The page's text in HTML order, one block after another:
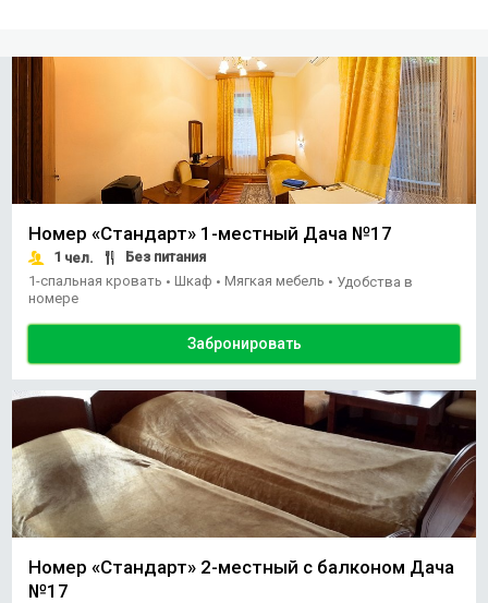
Номер «Стандарт» 1-местный Дача №17
1 чел.
Без питания
1-спальная кровать • Шкаф • Мягкая мебель • Удобства в
номере
Забронировать
Номер «Стандарт» 2-местный с балконом Дача
№17